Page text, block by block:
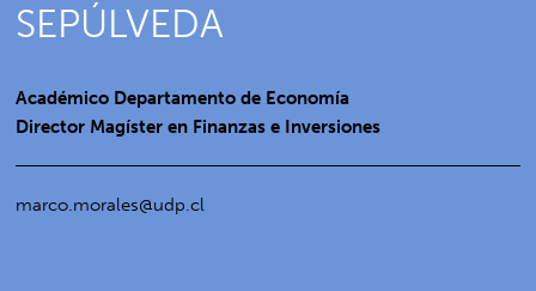
SEPÚLVEDA
Académico Departamento de Economía
Director Magíster en Finanzas e Inversiones
marco.morales@udp.cl